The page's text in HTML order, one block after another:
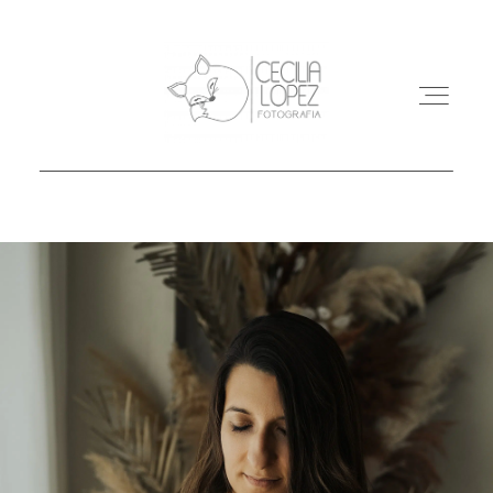
SESIONES
BLOG
CONTACTO